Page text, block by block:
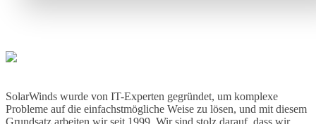
SolarWinds wurde von IT-Experten gegründet, um komplexe
Probleme auf die einfachstmögliche Weise zu lösen, und mit diesem
Grundsatz arbeiten wir seit 1999. Wir sind stolz darauf, dass wir